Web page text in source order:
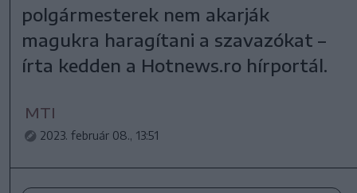
polgármesterek nem akarják
magukra haragítani a szavazókat –
írta kedden a Hotnews.ro hírportál.
MTI
2023. február 08., 13:51